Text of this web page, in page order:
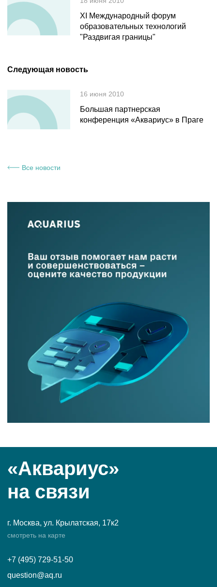
XI Международный форум
образовательных технологий
"Раздвигая границы"
Следующая новость
16 июня 2010
Большая партнерская
конференция «Аквариус» в Праге
Все новости
«Аквариус»
на связи
г. Москва, ул. Крылатская, 17к2
смотреть на карте
+7 (495) 729-51-50
question@aq.ru